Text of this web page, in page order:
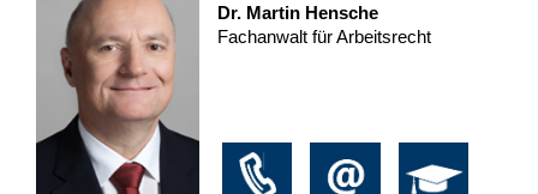
Dr. Martin Hensche
Fachanwalt für Arbeitsrecht